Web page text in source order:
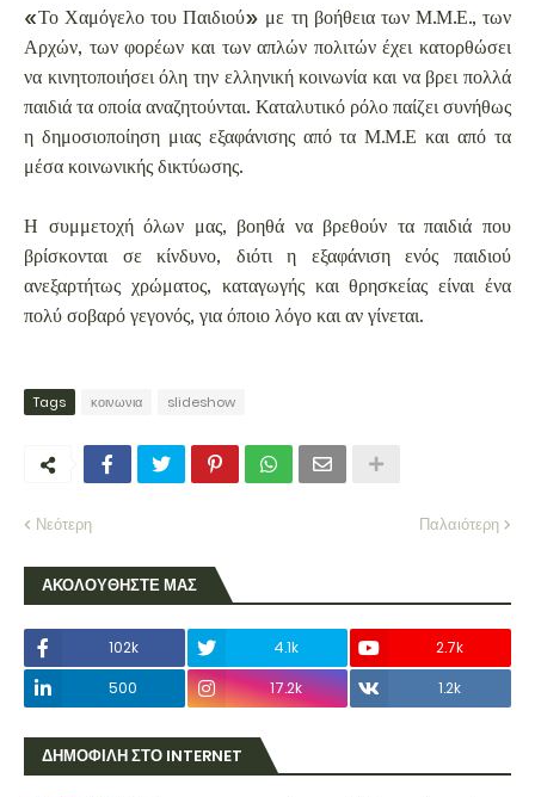
«Το Χαμόγελο του Παιδιού» με τη βοήθεια των Μ.Μ.Ε., των
Αρχών, των φορέων και των απλών πολιτών έχει κατορθώσει
να κινητοποιήσει όλη την ελληνική κοινωνία και να βρει πολλά
παιδιά τα οποία αναζητούνται. Καταλυτικό ρόλο παίζει συνήθως
η δημοσιοποίηση μιας εξαφάνισης από τα Μ.Μ.Ε και από τα
μέσα κοινωνικής δικτύωσης.
Η συμμετοχή όλων μας, βοηθά να βρεθούν τα παιδιά που
βρίσκονται σε κίνδυνο, διότι η εξαφάνιση ενός παιδιού
ανεξαρτήτως χρώματος, καταγωγής και θρησκείας είναι ένα
πολύ σοβαρό γεγονός, για όποιο λόγο και αν γίνεται.
Tags κοινωνια slideshow
Νεότερη Παλαιότερη
ΑΚΟΛΟΥΘΗΣΤΕ ΜΑΣ
102k 4.1k
2.7k
500
17.2k 1.2k
ΔΗΜΟΦΙΛΗ ΣΤΟ INTERNET